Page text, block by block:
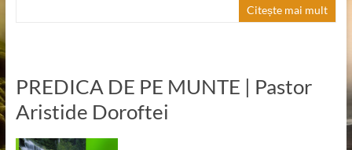
Citește mai mult
PREDICA DE PE MUNTE | Pastor
Aristide Doroftei